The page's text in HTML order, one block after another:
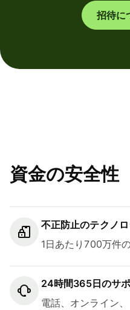
招待に
資金の安全性
不正防止のテクノ
1日あたり700万件
24時間365日のサ
電話、オンライン